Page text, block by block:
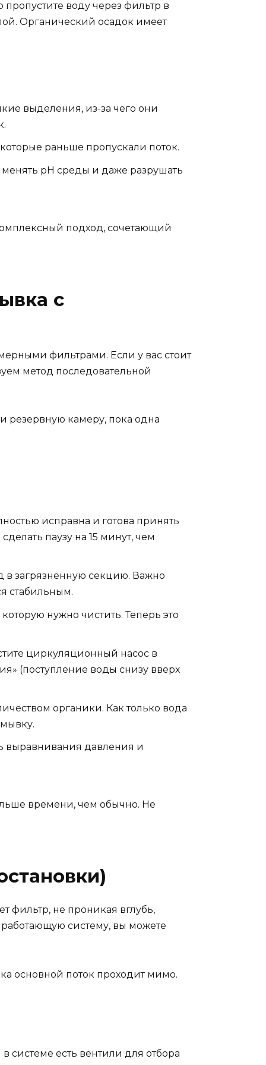
воду через фильтр в
Органический осадок имеет
выделения, из-за чего они
раньше пропускали поток.
pH среды и даже разрушать
подход, сочетающий
с
фильтрами. Если у вас стоит
метод последовательной
резервную камеру, пока одна
исправна и готова принять
паузу на 15 минут, чем
в загрязненную секцию. Важно
стабильным.
нужно чистить. Теперь это
циркуляционный насос в
(поступление воды снизу вверх
органики. Как только вода
выравнивания давления и
времени, чем обычно. Не
фильтр, не проникая вглубь,
работающую систему, вы можете
основной поток проходит мимо.
системе есть вентили для отбора